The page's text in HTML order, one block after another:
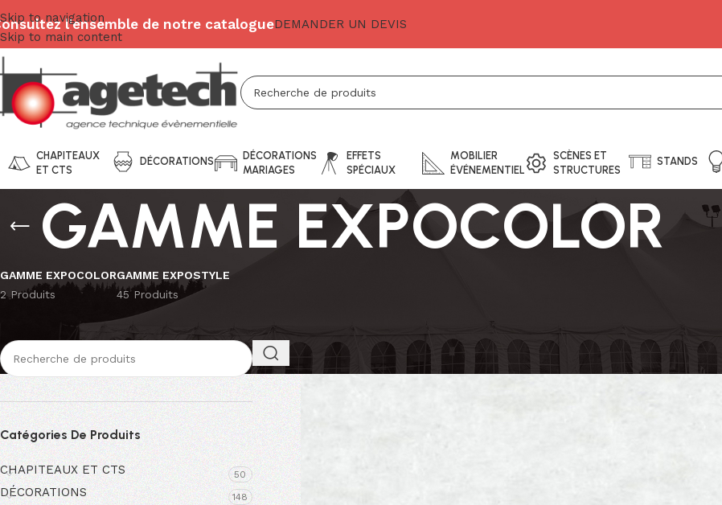
Skip to navigation
Skip to main content
l'ensemble de notre catalogueDEMANDER UN DEVIS
CHAPITEAUX
ET CTS
DÉCORATIONS
DÉCORATIONS
MARIAGES
EFFETS
SPÉCIAUX
MOBILIER
ÉVÉNEMENTIEL
SCÈNES ET
STRUCTURES
STANDS
GAMME EXPOCOLOR
GAMME EXPOCOLOR
2 Produits
GAMME EXPOSTYLE
45 Produits
Recherche De Produits
Catégories De Produits
CHAPITEAUX ET CTS 50
DÉCORATIONS 148